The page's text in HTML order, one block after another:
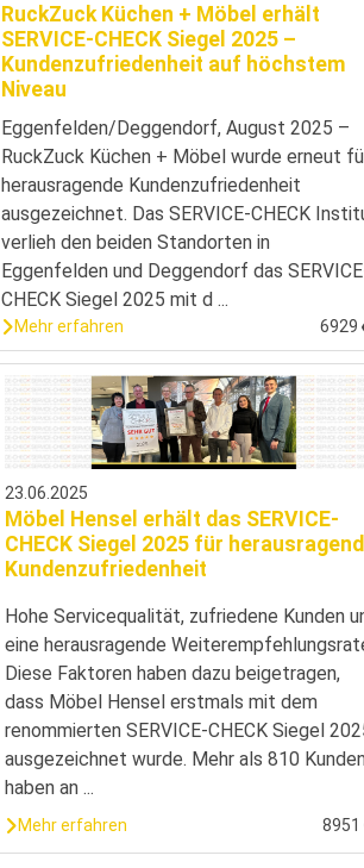
RuckZuck Küchen + Möbel erhält
SERVICE-CHECK Siegel 2025 –
Kundenzufriedenheit auf höchstem
Niveau
Eggenfelden/Deggendorf, August 2025 –
RuckZuck Küchen + Möbel wurde erneut
herausragende Kundenzufriedenheit
ausgezeichnet. Das SERVICE-CHECK
verlieh den beiden Standorten in
Eggenfelden und Deggendorf das
CHECK Siegel 2025 mit d ...
Mehr erfahren 6929
23.06.2025
Möbel Hensel erhält das SERVICE-
CHECK Siegel 2025 für
Kundenzufriedenheit
Hohe Servicequalität, zufriedene Kunden
eine herausragende
Diese Faktoren haben dazu beigetragen,
dass Möbel Hensel erstmals mit dem
renommierten SERVICE-CHECK Siegel
ausgezeichnet wurde. Mehr als 810
haben an ...
Mehr erfahren 8951